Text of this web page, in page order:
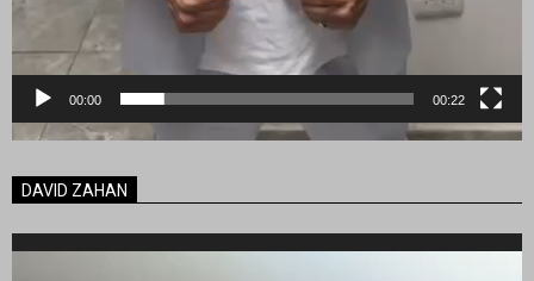
00:00 00:22
DAVID ZAHAN
Reproductor